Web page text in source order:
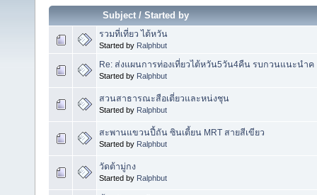
Subject/Started by
รวมที่เที่ยว ไต้หวัน
Started by Ralphbut
Re: ส่งแผนการท่องเที่ยวไต้หวัน5วัน4คืน รบกวนแนะนำค
Started by Ralphbut
สวนสาธารณะสือเตี่ยวและหน่งชุน
Started by Ralphbut
สะพานแขวนปี้ถัน ซินเตี้ยน MRT สายสีเขียว
Started by Ralphbut
วัดต้ามู่กง
Started by Ralphbut